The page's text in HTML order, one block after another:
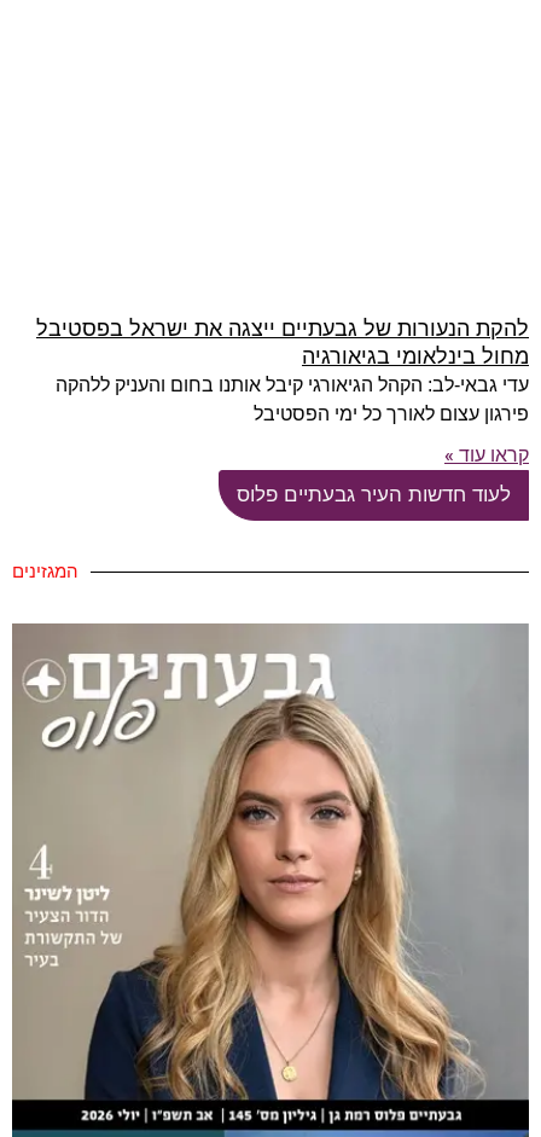
להקת הנעורות של גבעתיים ייצגה את ישראל בפסטיבל
מחול בינלאומי בגיאורגיה
עדי גבאי-לב: הקהל הגיאורגי קיבל אותנו בחום והעניק ללהקה
פירגון עצום לאורך כל ימי הפסטיבל
קראו עוד »
לעוד חדשות העיר גבעתיים פלוס
המגזינים